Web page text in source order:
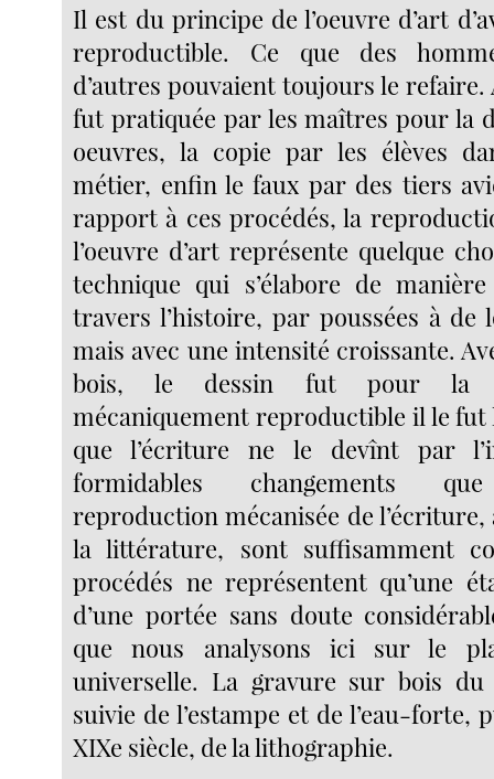
Il est du principe de l’oeuvre d’art
reproductible. Ce que des
d’autres pouvaient toujours le
fut pratiquée par les maîtres pour la
oeuvres, la copie par les élèves
métier, enfin le faux par des tiers
rapport à ces procédés, la
l’oeuvre d’art représente quelque
technique qui s’élabore de
travers l’histoire, par poussées à de
mais avec une intensité croissante.
bois, le dessin fut pour la
mécaniquement reproductible il le fut
que l’écriture ne le devînt par
formidables changements
reproduction mécanisée de l’écriture,
la littérature, sont suffisamment
procédés ne représentent qu’une
d’une portée sans doute
que nous analysons ici sur le
universelle. La gravure sur bois du
suivie de l’estampe et de l’eau-forte,
XIXe siècle, de la lithographie.